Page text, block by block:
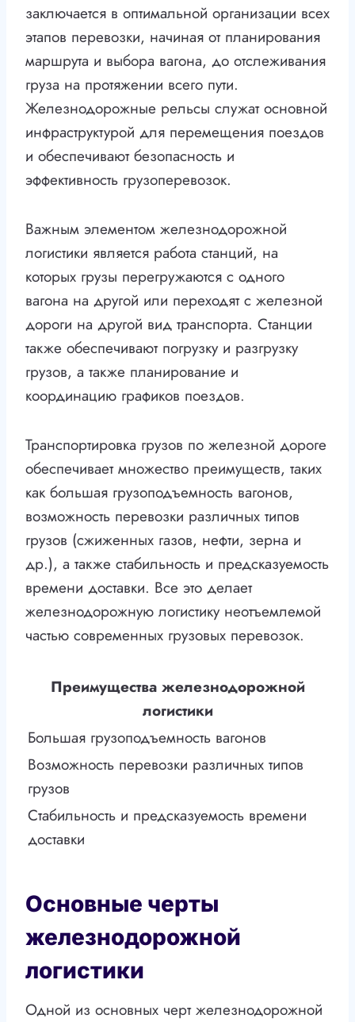
заключается в оптимальной организации всех
этапов перевозки, начиная от планирования
маршрута и выбора вагона, до отслеживания
груза на протяжении всего пути.
Железнодорожные рельсы служат основной
инфраструктурой для перемещения поездов
и обеспечивают безопасность и
эффективность грузоперевозок.
Важным элементом железнодорожной
логистики является работа станций, на
которых грузы перегружаются с одного
вагона на другой или переходят с железной
дороги на другой вид транспорта. Станции
также обеспечивают погрузку и разгрузку
грузов, а также планирование и
координацию графиков поездов.
Транспортировка грузов по железной дороге
обеспечивает множество преимуществ, таких
как большая грузоподъемность вагонов,
возможность перевозки различных типов
грузов (сжиженных газов, нефти, зерна и
др.), а также стабильность и предсказуемость
времени доставки. Все это делает
железнодорожную логистику неотъемлемой
частью современных грузовых перевозок.
Преимущества железнодорожной
логистики
Большая грузоподъемность вагонов
Возможность перевозки различных типов
грузов
Стабильность и предсказуемость времени
доставки
Основные черты
железнодорожной
логистики
Одной из основных черт железнодорожной